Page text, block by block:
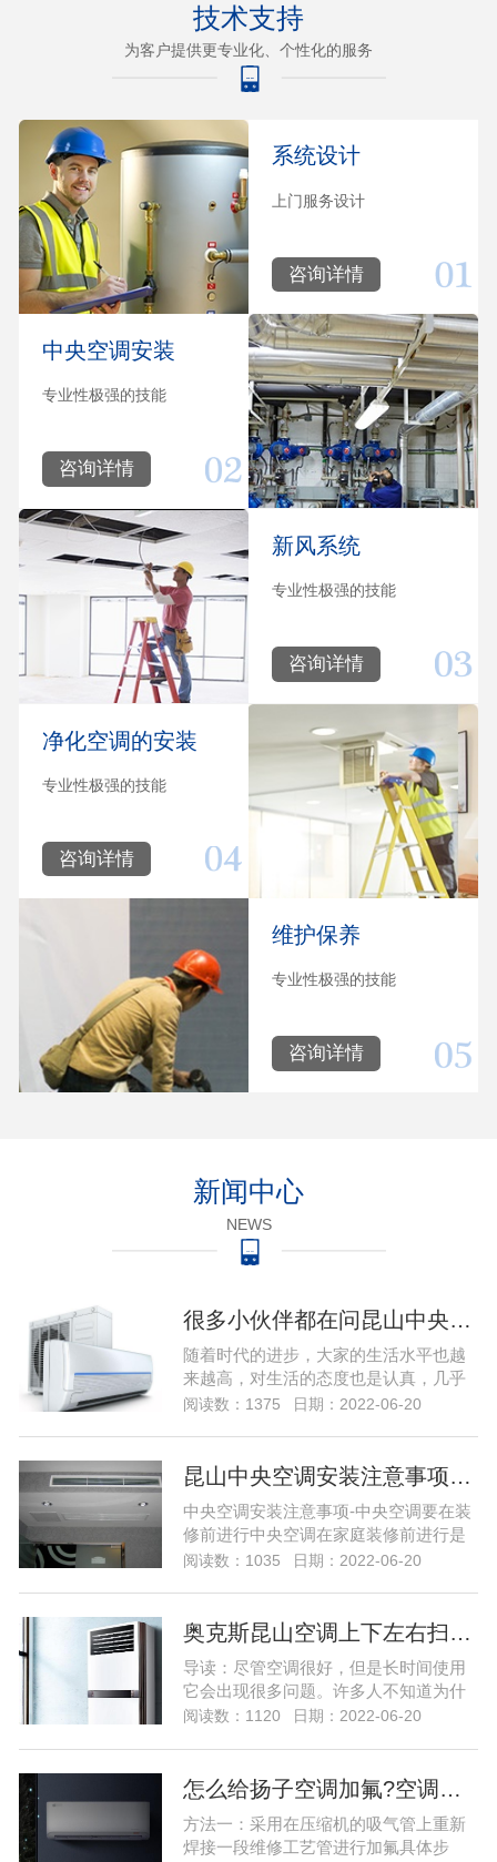
技术支持
为客户提供更专业化、个性化的服务
系统设计
上门服务设计
咨询详情
中央空调安装
专业性极强的技能
咨询详情
新风系统
专业性极强的技能
咨询详情
净化空调的安装
专业性极强的技能
咨询详情
维护保养
专业性极强的技能
咨询详情
新闻中心
NEWS
很多小伙伴都在问昆山中央空调系统出现问题该怎么维修，那么今天就给大家带来昆山中央空调的维修的教程，下 家用昆山中央空调系统出现故障该怎么维修…
随着时代的进步，大家的生活水平也越
来越高，对生活的态度也是认真，几乎
每个小伙伴家里都有空调，但是有些小
大制冷更快，但是很多小伙伴都在问中
今天就给大家带来中央空调的维修的教
程，下家用中央空调系统出现故...
阅读数：1375 日期：2022-06-20
昆山中央空调安装注意事项…
中央空调安装注意事项-中央空调要在装
修前进行中央空调在家庭装修前进行是
一个必须关注首要条件。家用中央空调
相结合，否则会对后期装修造成影响。
户第一要清楚的，但也并不是说，装修
之后就不能安装...
阅读数：1035 日期：2022-06-20
奥克斯昆山空调上下左右扫风不动怎么弄…
导读：尽管空调很好，但是长时间使用
它会出现很多问题。许多人不知道为什
么空调仍在左右上下扫动。然后，奥克
看一下！ 空调不左右上下扫动的原因之
电和...尽管空调很好，但是长时间使用
它会出现很多...
阅读数：1120 日期：2022-06-20
怎么给扬子空调加氟?空调加氟方法介绍…
方法一：采用在压缩机的吸气管上重新
焊接一段维修工艺管进行加氟具体步